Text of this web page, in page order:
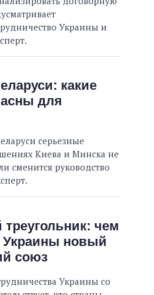
Украины и
какие
для
серьезные
Киева и Минска не
сменится руководство
чем
Украины новый
союз
Украины со